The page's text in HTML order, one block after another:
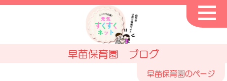
早苗保育園 ブログ
早苗保育園のページ